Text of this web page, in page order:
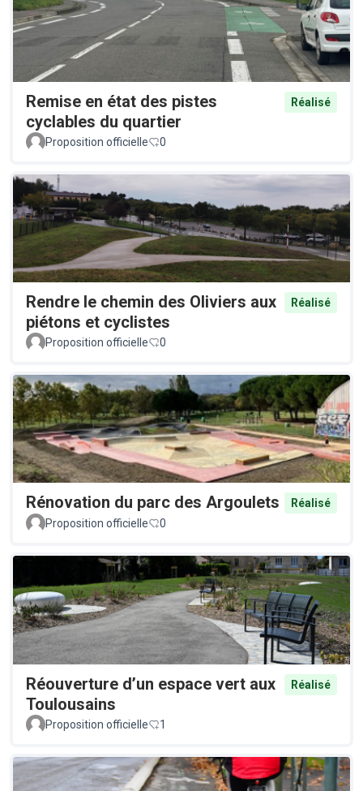
Remise en état des pistes
cyclables du quartier
Réalisé
Proposition officielle 0
Rendre le chemin des Oliviers aux
piétons et cyclistes
Réalisé
Proposition officielle 0
Rénovation du parc des Argoulets
Réalisé
Proposition officielle
0
Réouverture d’un espace vert aux
Toulousains
Réalisé
Proposition officielle 1